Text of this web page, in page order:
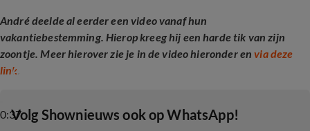
André deelde al eerder een video vanaf hun
vakantiebestemming. Hierop kreeg hij een harde tik van zijn
zoontje. Meer hierover zie je in de video hieronder envia deze
link
0:37
André Hazes krijgt harde tik van zoon
‎Volg Shownieuws ook op WhatsApp!